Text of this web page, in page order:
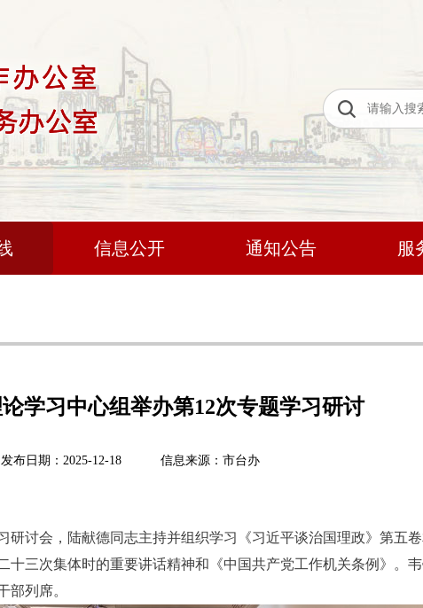
信息公开 通知公告 服
学习中心组举办第12次专题学习研讨
发布日期：2025-12-18 信息来源：市台办
研讨会，陆献德同志主持并组织学习《习近平谈治国理政》第五
三次集体时的重要讲话精神和《中国共产党工作机关条例》。
部列席。